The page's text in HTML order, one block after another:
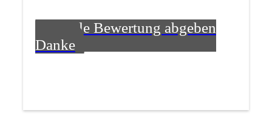
Google Bewertung abgeben
Danke